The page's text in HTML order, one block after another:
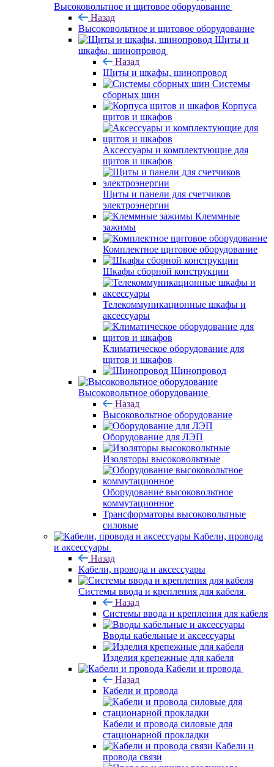
Высоковольтное и щитовое оборудование
Назад
Высоковольтное и щитовое оборудование
Щиты и
шкафы, шинопровод
Назад
Щиты и шкафы, шинопровод
Системы
сборных шин
Корпуса
щитов и шкафов
Аксессуары и комплектующие для
щитов и шкафов
Щиты и панели для счетчиков
электроэнергии
Клеммные
зажимы
Комплектное щитовое оборудование
Шкафы сборной конструкции
Телекоммуникационные шкафы и
аксессуары
Климатическое оборудование для
щитов и шкафов
Шинопровод
Высоковольтное оборудование
Назад
Высоковольтное оборудование
Оборудование для ЛЭП
Изоляторы высоковольтные
Оборудование высоковольтное
коммутационное
Трансформаторы высоковольтные
силовые
Кабели, провода
и аксессуары
Назад
Кабели, провода и аксессуары
Системы ввода и крепления для кабеля
Назад
Системы ввода и крепления для кабеля
Вводы кабельные и аксессуары
Изделия крепежные для кабеля
Кабели и провода
Назад
Кабели и провода
Кабели и провода силовые для
стационарной прокладки
Кабели и
провода связи